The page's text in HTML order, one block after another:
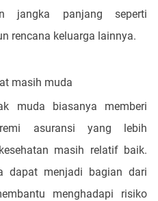
jangka panjang seperti
rencana keluarga lainnya.
masih muda
muda biasanya memberi
asuransi yang lebih
masih relatif baik.
dapat menjadi bagian dari
menghadapi risiko